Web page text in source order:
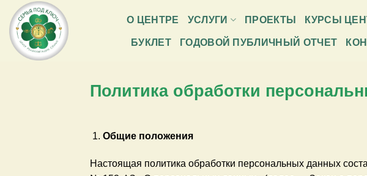
Skip
content
О ЦЕНТРЕ УСЛУГИ ПРОЕКТЫ КУРСЫ
БУКЛЕТ ГОДОВОЙ ПУБЛИЧНЫЙ ОТЧЕТ
Политика обработки
Общие положения
Настоящая политика обработки персональных данных